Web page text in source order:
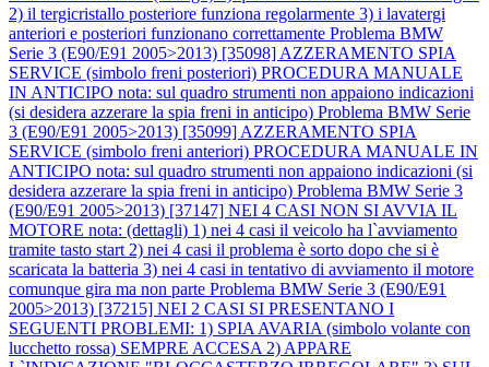
2) il tergicristallo posteriore funziona regolarmente 3) i lavatergi
anteriori e posteriori funzionano correttamente Problema BMW
Serie 3 (E90/E91 2005>2013) [35098] AZZERAMENTO SPIA
SERVICE (simbolo freni posteriori) PROCEDURA MANUALE
IN ANTICIPO nota: sul quadro strumenti non appaiono indicazioni
(si desidera azzerare la spia freni in anticipo) Problema BMW Serie
3 (E90/E91 2005>2013) [35099] AZZERAMENTO SPIA
SERVICE (simbolo freni anteriori) PROCEDURA MANUALE IN
ANTICIPO nota: sul quadro strumenti non appaiono indicazioni (si
desidera azzerare la spia freni in anticipo) Problema BMW Serie 3
(E90/E91 2005>2013) [37147] NEI 4 CASI NON SI AVVIA IL
MOTORE nota: (dettagli) 1) nei 4 casi il veicolo ha l`avviamento
tramite tasto start 2) nei 4 casi il problema è sorto dopo che si è
scaricata la batteria 3) nei 4 casi in tentativo di avviamento il motore
comunque gira ma non parte Problema BMW Serie 3 (E90/E91
2005>2013) [37215] NEI 2 CASI SI PRESENTANO I
SEGUENTI PROBLEMI: 1) SPIA AVARIA (simbolo volante con
lucchetto rossa) SEMPRE ACCESA 2) APPARE